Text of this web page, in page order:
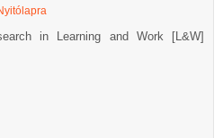
in Learning and Work [L&W]